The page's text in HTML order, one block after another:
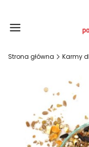
Strona główna Karmy